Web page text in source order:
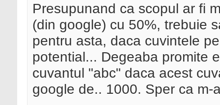
Presupunand ca scopul ar fi
(din google) cu 50%, trebuie
pentru asta, daca cuvintele
potential... Degeaba promite
cuvantul "abc" daca acest
google de.. 1000. Sper ca m-